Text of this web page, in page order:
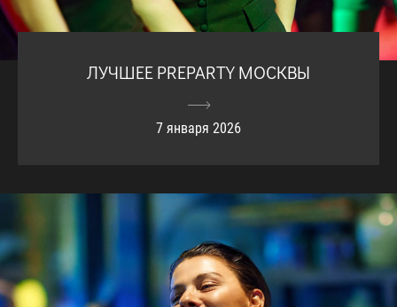
ЛУЧШЕЕ PREPARTY МОСКВЫ
7 января 2026